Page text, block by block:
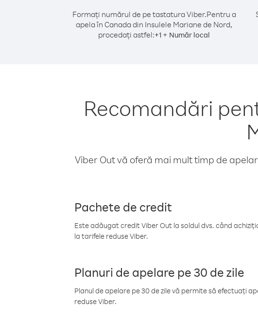
Formați numărul de pe tastatura Viber.Pentru a
apela în Canada din Insulele Mariane de Nord,
procedați astfel:+1 + Număr local
Recomandări
Viber Out vă oferă mai mult timp de
Pachete de credit
Este adăugat credit Viber Out la soldul dvs. când
la tarifele reduse Viber.
Planuri de apelare pe 30 de zile
Planul de apelare pe 30 de zile vă permite să efectuați
reduse Viber.